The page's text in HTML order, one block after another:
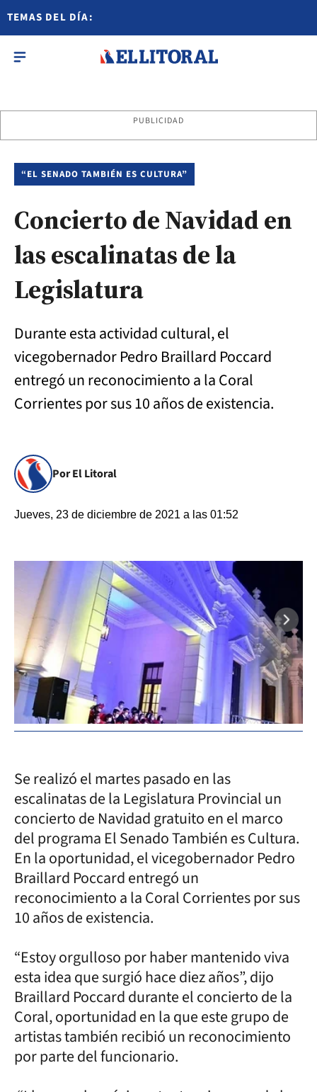
TEMAS DEL DÍA:
PUBLICIDAD
“EL SENADO TAMBIÉN ES CULTURA”
Concierto de Navidad en
las escalinatas de la
Legislatura
Durante esta actividad cultural, el
vicegobernador Pedro Braillard Poccard
entregó un reconocimiento a la Coral
Corrientes por sus 10 años de existencia.
Por El Litoral
Jueves, 23 de diciembre de 2021 a las 01:52
Se realizó el martes pasado en las
escalinatas de la Legislatura Provincial un
concierto de Navidad gratuito en el marco
del programa El Senado También es Cultura.
En la oportunidad, el vicegobernador Pedro
Braillard Poccard entregó un
reconocimiento a la Coral Corrientes por sus
10 años de existencia.
“Estoy orgulloso por haber mantenido viva
esta idea que surgió hace diez años”, dijo
Braillard Poccard durante el concierto de la
Coral, oportunidad en la que este grupo de
artistas también recibió un reconocimiento
por parte del funcionario.